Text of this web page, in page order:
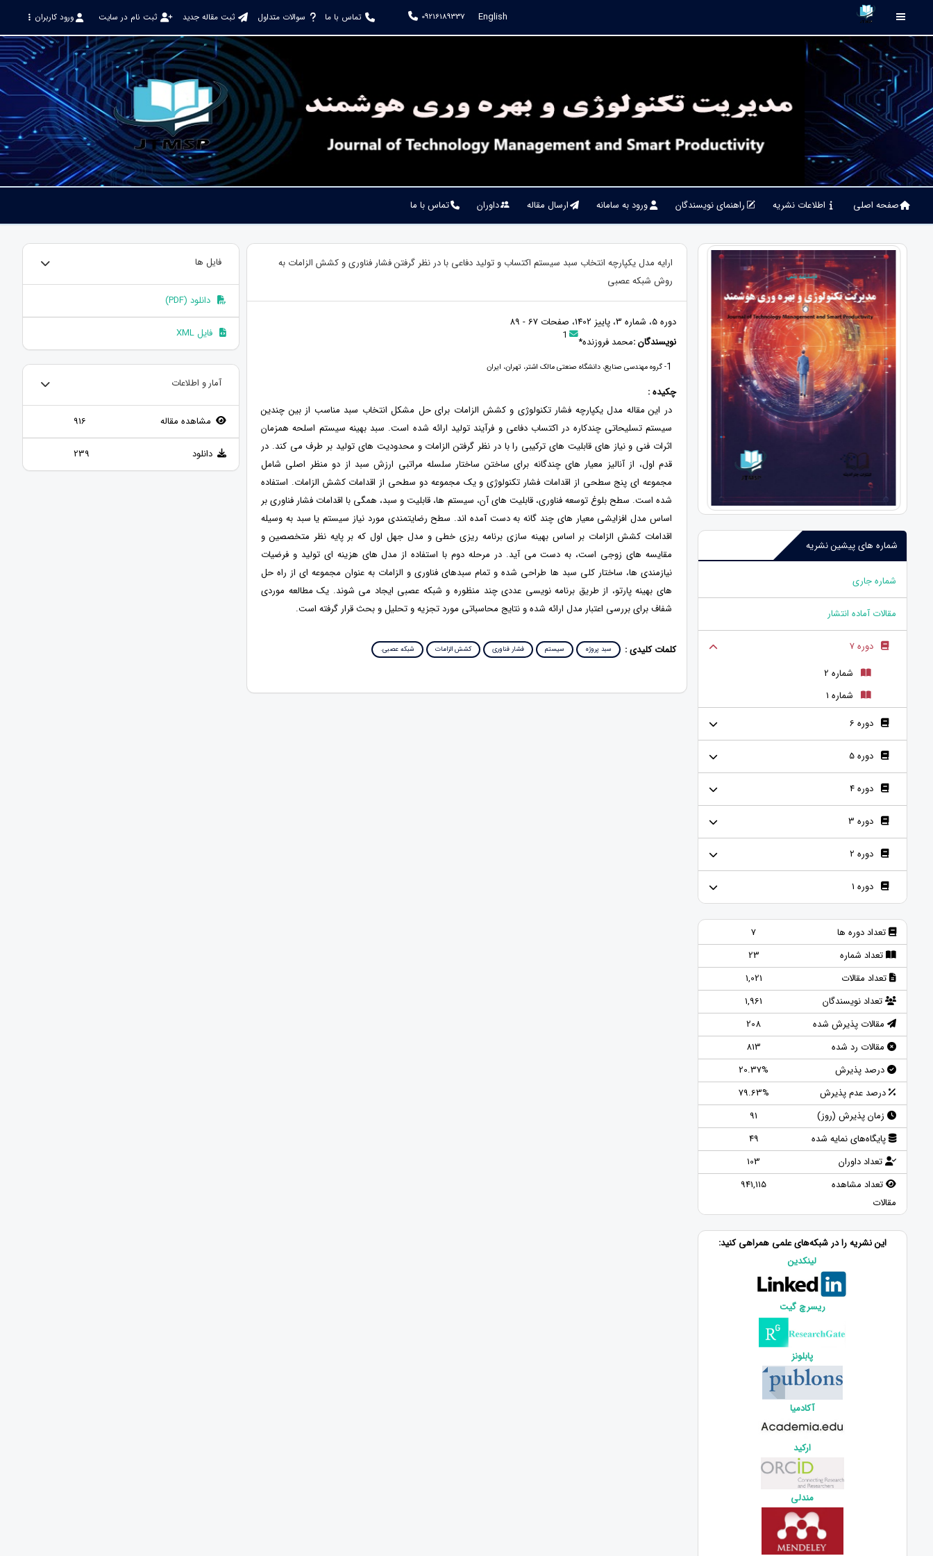
English
09216189337 تماس با ما سوالات متداول ثبت مقاله جدید ثبت نام در سایت ورود کاربران
صفحه اصلی اطلاعات نشریه راهنمای نویسندگان ورود به سامانه ارسال مقاله داوران تماس با ما
شماره های پیشین نشریه
شماره جاری
مقالات آماده انتشار
دوره 7
شماره 2
شماره 1
دوره 6
دوره 5
دوره 4
دوره 3
دوره 2
دوره 1
تعداد دوره ها
7
تعداد شماره
23
تعداد مقالات
1,021
تعداد نویسندگان
1,961
مقالات پذیرش شده
208
مقالات رد شده
813
درصد پذیرش
20.37%
درصد عدم پذیرش
79.63%
زمان پذیرش (روز)
91
پایگاه‌های نمایه شده
49
تعداد داوران
103
تعداد مشاهده
مقالات
941,115
این نشریه را در شبکه‌های علمی همراهی کنید:
لینکدین
ریسرچ گیت
پابلونز
آکادمیا
ارکید
مندلی
ارایه مدل یکپارچه انتخاب سبد سیستم اکتساب و تولید دفاعی با در نظر گرفتن فشار فناوری و کشش الزامات به
روش شبکه عصبی
دوره 5، شماره 3، پاییز 1402، صفحات 67 - 89
نویسندگان :محمد فروزنده* 1
1- گروه مهندسی صنایع، دانشگاه صنعتی مالک اشتر، تهران، ایران
چکیده :
در این مقاله مدل یکپارچه فشار تکنولوژی و کشش الزامات برای حل مشکل انتخاب سبد مناسب از بین چندین
سیستم تسلیحاتی چندکاره در اکتساب دفاعی و فرآیند تولید ارائه شده است. سبد بهینه سیستم اسلحه همزمان
اثرات فنی و نیاز های قابلیت های ترکیبی را با در نظر گرفتن الزامات و محدودیت های تولید بر طرف می کند. در
قدم اول، از آنالیز معیار های چندگانه برای ساختن ساختار سلسله مراتبی ارزش سبد از دو منظر اصلی شامل
مجموعه ای پنج سطحی از اقدامات فشار تکنولوژی و یک مجموعه دو سطحی از اقدامات کشش الزامات. استفاده
شده است. سطح بلوغ توسعه فناوری، قابلیت های آن، سیستم ها، قابلیت و سبد، همگی با اقدامات فشار فناوری بر
اساس مدل افزایشی معیار های چند گانه به دست آمده اند. سطح رضایتمندی مورد نیاز سیستم یا سبد به وسیله
اقدامات کشش الزامات بر اساس بهینه سازی برنامه ریزی خطی و مدل جهل اول که بر پایه نظر متخصصین و
مقایسه های زوجی است، به دست می آید. در مرحله دوم با استفاده از مدل های هزینه ای تولید و فرضیات
نیازمندی ها، ساختار کلی سبد ها طراحی شده و تمام سبد‌های فناوری و الزامات به عنوان مجموعه ای از راه حل
های بهینه پارتو، از طریق برنامه نویسی عددی چند منظوره و شبکه عصبی ایجاد می شوند. یک مطالعه موردی
شفاف برای بررسی اعتبار مدل ارائه شده و نتایج محاسباتی مورد تجزیه و تحلیل و بحث قرار گرفته است.
کلمات کلیدی : سبد پروژه سیستم فشار فناوری کشش الزامات شبکه عصبی.
فایل ها
دانلود (PDF)
فایل XML
آمار و اطلاعات
مشاهده مقاله 916
دانلود 239